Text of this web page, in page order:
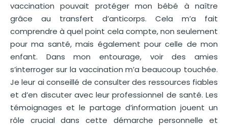
vaccination pouvait protéger mon bébé à naître
grâce au transfert d’anticorps. Cela m’a fait
comprendre à quel point cela compte, non seulement
pour ma santé, mais également pour celle de mon
enfant. Dans mon entourage, voir des amies
s’interroger sur la vaccination m’a beaucoup touchée.
Je leur ai conseillé de consulter des ressources fiables
et d’en discuter avec leur professionnel de santé. Les
témoignages et le partage d’information jouent un
rôle crucial dans cette démarche personnelle et